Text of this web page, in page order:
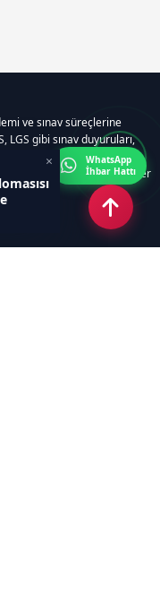
×
ve sınav süreçlerine
LGS gibi sınav duyuruları,
rehberlik içerikleri,
yaşamına dair güncel bilgiler
WhatsApp
İhbar Hattı